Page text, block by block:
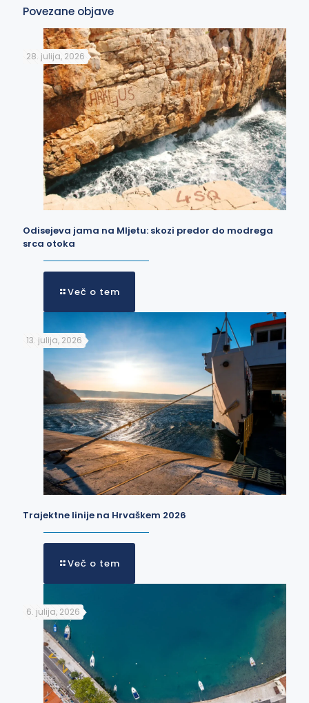
Povezane objave
28. julija, 2026
Odisejeva jama na Mljetu: skozi predor do modrega
srca otoka
Več o tem
13. julija, 2026
Trajektne linije na Hrvaškem 2026
Več o tem
6. julija, 2026